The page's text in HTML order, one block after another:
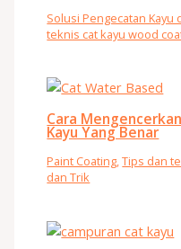
Solusi Pengecatan Kayu
teknis cat kayu wood
Cara
Kayu Yang Benar
Paint Coating,Tips dan
dan Trik